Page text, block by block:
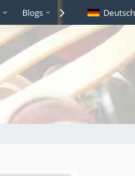
Blogs Lexikon Links
Deutsch